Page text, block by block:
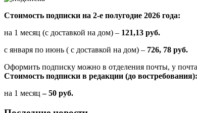
Стоимость подписки на 2-е полугодие 2026 года:
на 1 месяц (с доставкой на дом) – 121,13 руб.
с января по июнь ( с доставкой на дом) – 726, 78 руб.
Оформить подписку можно в отделения почты, у
Стоимость подписки в редакции (до востребования):
на 1 месяц – 50 руб.